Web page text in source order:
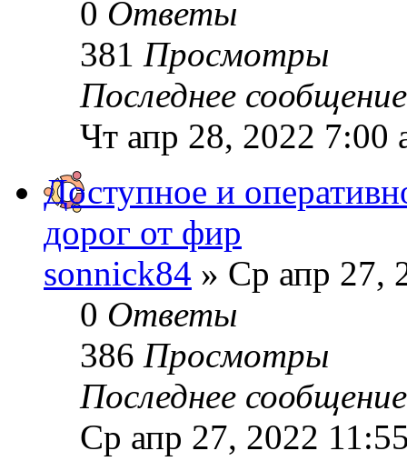
0 Ответы
381 Просмотры
Последнее
Чт апр 28, 2022 7:00
Доступное и
дорог от фир
sonnick84 » Ср апр 27,
0 Ответы
386 Просмотры
Последнее
Ср апр 27, 2022